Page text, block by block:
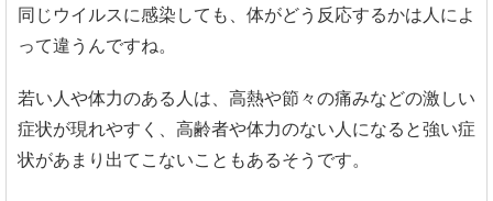
同じウイルスに感染しても、体がどう反応するかは人によ
って違うんですね。
若い人や体力のある人は、高熱や節々の痛みなどの激しい
症状が現れやすく、高齢者や体力のない人になると強い症
状があまり出てこないこともあるそうです。